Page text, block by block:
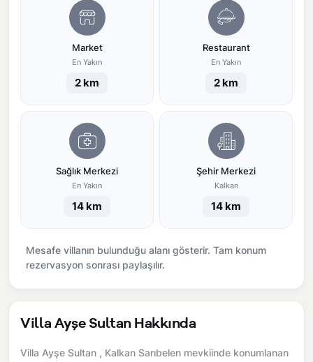
Market
En Yakın
2 km
Restaurant
En Yakın
2 km
Sağlık Merkezi
En Yakın
14 km
Şehir Merkezi
Kalkan
14 km
Mesafe villanın bulunduğu alanı gösterir. Tam konum
rezervasyon sonrası paylaşılır.
Villa Ayşe Sultan Hakkında
Villa Ayşe Sultan , Kalkan Sarıbelen mevkiinde konumlanan